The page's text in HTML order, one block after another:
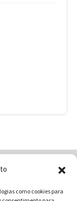
como cookies para
Blog